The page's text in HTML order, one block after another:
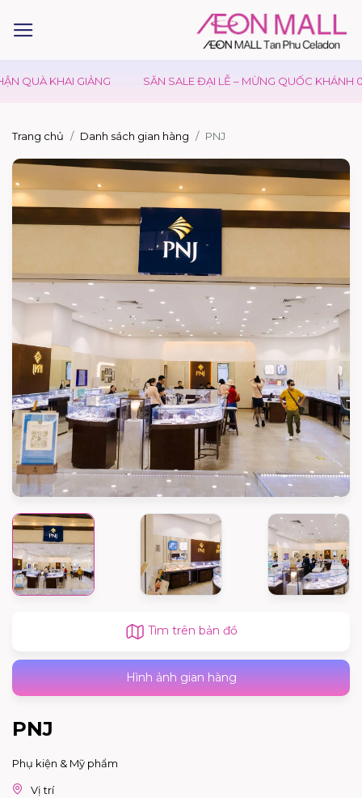
KHAI GIẢNG SĂN SALE ĐẠI LỄ – MỪNG QUỐC KHÁNH 02/
Trang chủ Danh sách gian hàng PNJ
Tìm trên bản đồ
Hình ảnh gian hàng
PNJ
Phụ kiện & Mỹ phẩm
Vị trí